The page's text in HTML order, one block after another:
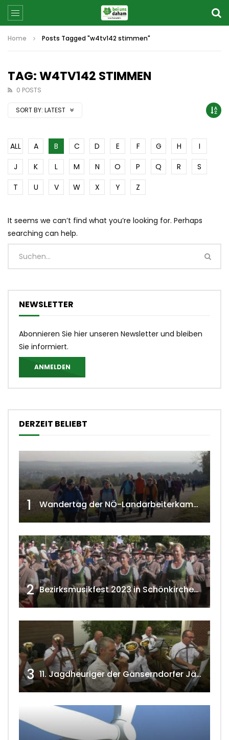
Home Posts Tagged "w4tv142 stimmen"
TAG: W4TV142 STIMMEN
0 POSTS
SORT BY: LATEST
ALL A B C D E F G H
I
J
K L M N O P Q R
S
T
U V W X Y Z
It seems we can’t find what you’re looking for. Perhaps
searching can help.
NEWSLETTER
Abonnieren Sie hier unseren Newsletter und bleiben
Sie informiert.
ANMELDEN
DERZEIT BELIEBT
1 Wandertag der NÖ-Landarbeiterkammer in Hollabrunn 2024
2 Bezirksmusikfest 2023 in Schönkirchen-Reyersdorf
3 11. Jagdheuriger der Gänserndorfer Jäger 2020 w4tv166